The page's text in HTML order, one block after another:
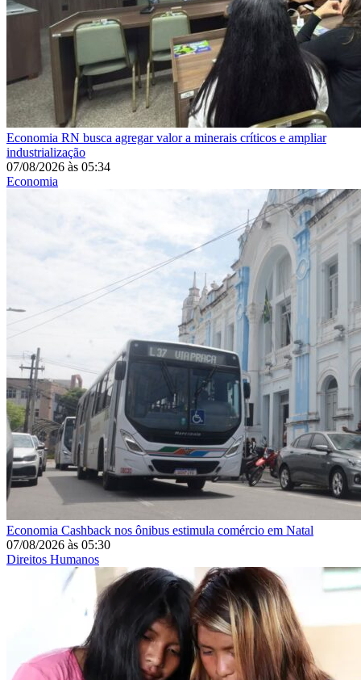
Economia RN busca agregar valor a minerais críticos e ampliar
industrialização
07/08/2026 às 05:34
Economia
Economia Cashback nos ônibus estimula comércio em Natal
07/08/2026 às 05:30
Direitos Humanos